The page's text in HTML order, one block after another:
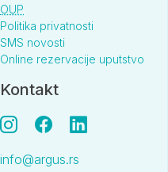
OUP
Politika privatnosti
SMS novosti
Online rezervacije uputstvo
Kontakt
info@argus.rs